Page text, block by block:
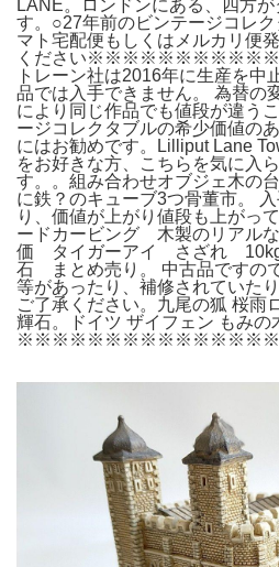
LANE。ロンドンにある、四方
す。○27年前のビンテージコレ
マト宅配便もしくはメルカリ便
ください
トレーン社は2016年に生産を中
品では入手できません。 為替の
により同じ作品でも値段が違う
ージコレクタブルの希少価値の
にはお勧めです。Lilliput Lane
をお好きな方、こちらを気に入
す。。組み合わせオブジェ木の
に鉄？のキューブ3つ骨董市。
り、価値が上がり値段も上がっ
ードカービング 木製のリアル
価 タイガーアイ さざれ
石 まとめ売り。 中古品ですの
等があったり、補修されていた
ご了承ください。九尾の狐 桜雨
輝石。ドイツ ザイフェン もみの